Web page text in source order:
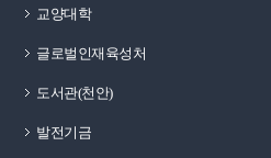
교양대학
글로벌인재육성처
도서관(천안)
발전기금